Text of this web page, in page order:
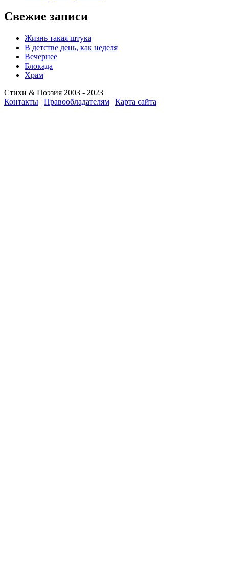
Свежие записи
Жизнь такая штука
В детстве день, как неделя
Вечернее
Блокада
Храм
Стихи & Поэзия 2003 - 2023
Контакты | Правообладателям | Карта сайта